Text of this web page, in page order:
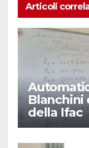
Articoli
Blanchini
della Ifac